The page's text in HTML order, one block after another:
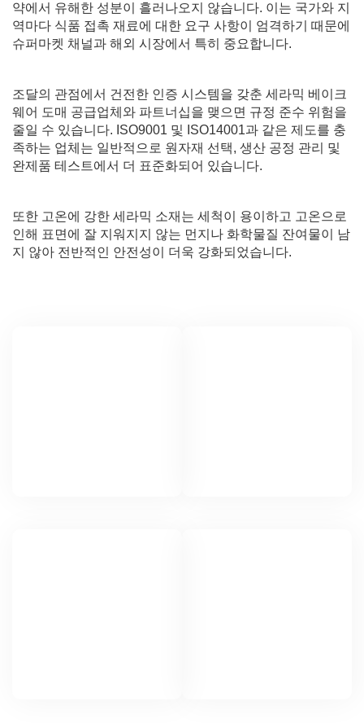
약에서 유해한 성분이 흘러나오지 않습니다. 이는 국가와 지
역마다 식품 접촉 재료에 대한 요구 사항이 엄격하기 때문에
슈퍼마켓 채널과 해외 시장에서 특히 중요합니다.
조달의 관점에서 건전한 인증 시스템을 갖춘 세라믹 베이크
웨어 도매 공급업체와 파트너십을 맺으면 규정 준수 위험을
줄일 수 있습니다. ISO9001 및 ISO14001과 같은 제도를 충
족하는 업체는 일반적으로 원자재 선택, 생산 공정 관리 및
완제품 테스트에서 더 표준화되어 있습니다.
또한 고온에 강한 세라믹 소재는 세척이 용이하고 고온으로
인해 표면에 잘 지워지지 않는 먼지나 화학물질 잔여물이 남
지 않아 전반적인 안전성이 더욱 강화되었습니다.